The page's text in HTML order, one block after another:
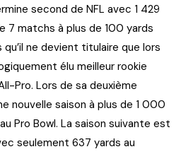
second de NFL avec 1 429
7 matchs à plus de 100 yards
ne devient titulaire que lors
élu meilleur rookie
Pro. Lors de sa deuxième
nouvelle saison à plus de 1 000
Pro Bowl. La saison suivante est
seulement 637 yards au